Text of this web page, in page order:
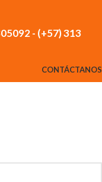
- (+57) 313
CONTÁCTANOS